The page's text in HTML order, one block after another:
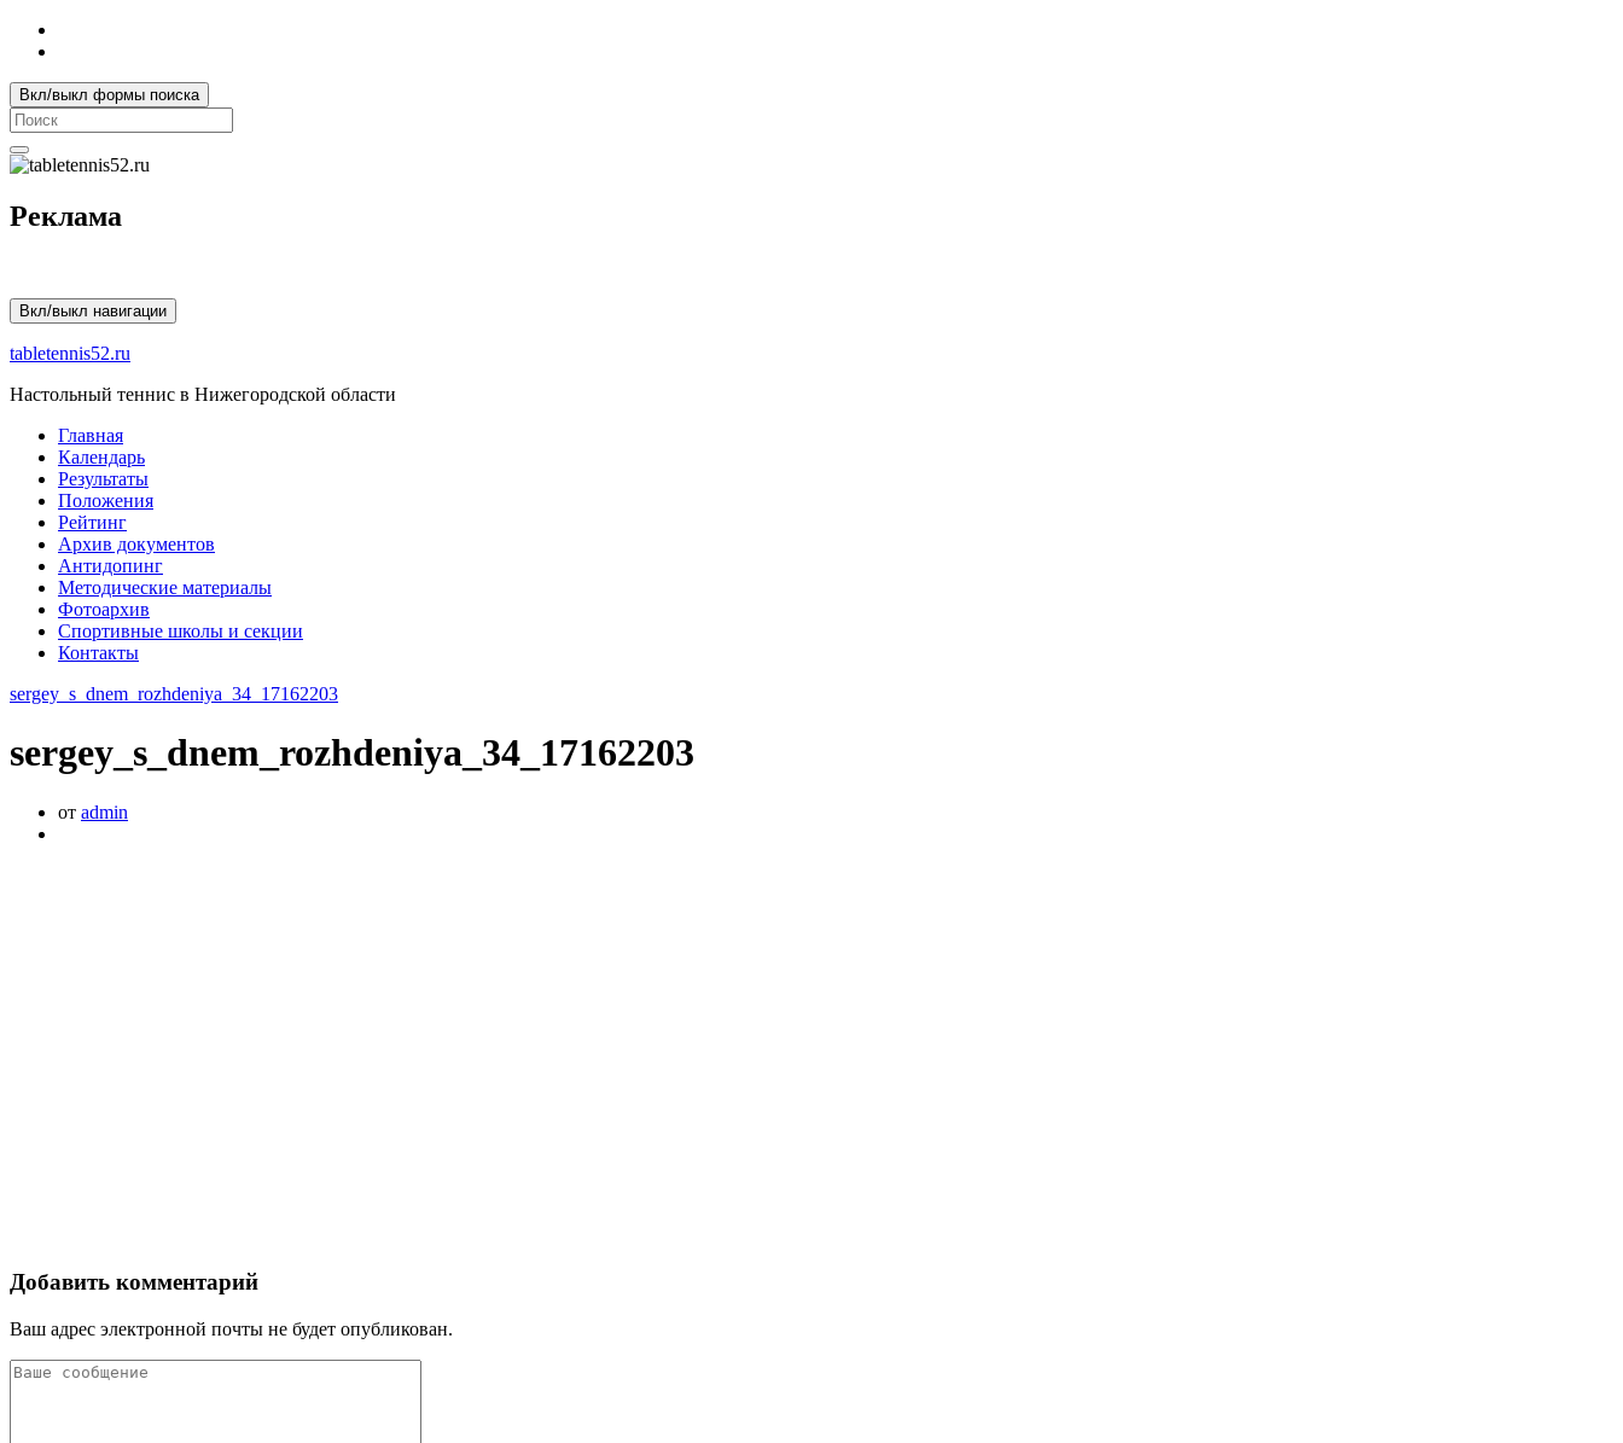
Вкл/выкл формы поиска
Search
for:
Реклама
Вкл/выкл навигации
tabletennis52.ru
Настольный теннис в Нижегородской области
Главная
Календарь
Результаты
Положения
Рейтинг
Архив документов
Антидопинг
Методические материалы
Фотоархив
Спортивные школы и секции
Контакты
sergey_s_dnem_rozhdeniya_34_17162203
sergey_s_dnem_rozhdeniya_34_17162203
от admin
Добавить комментарий
Ваш адрес электронной почты не будет опубликован.